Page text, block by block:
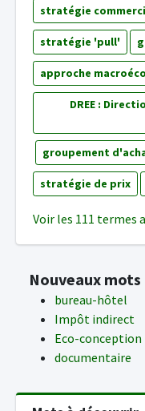
stratégie
stratégie 'pull'
approche
DREE :
groupement
stratégie de prix
Voir les 111 termes
Nouveaux mots
bureau-hôtel
Impôt indirect
Eco-conception
documentaire